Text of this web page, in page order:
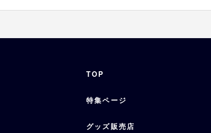
TOP
特集ページ
グッズ販売店